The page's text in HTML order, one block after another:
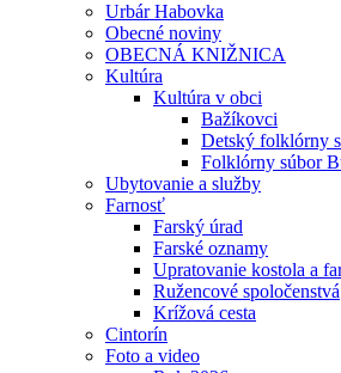
Urbár Habovka
Obecné noviny
OBECNÁ KNIŽNICA
Kultúra
Kultúra v obci
Bažíkovci
Detský folklórny
Folklórny súbor
Ubytovanie a služby
Farnosť
Farský úrad
Farské oznamy
Upratovanie kostola a
Ružencové spoločenstvá
Krížová cesta
Cintorín
Foto a video